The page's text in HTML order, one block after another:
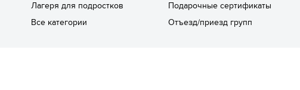
Лагеря для подростков
Все категории
Подарочные сертификаты
Отъезд/приезд групп